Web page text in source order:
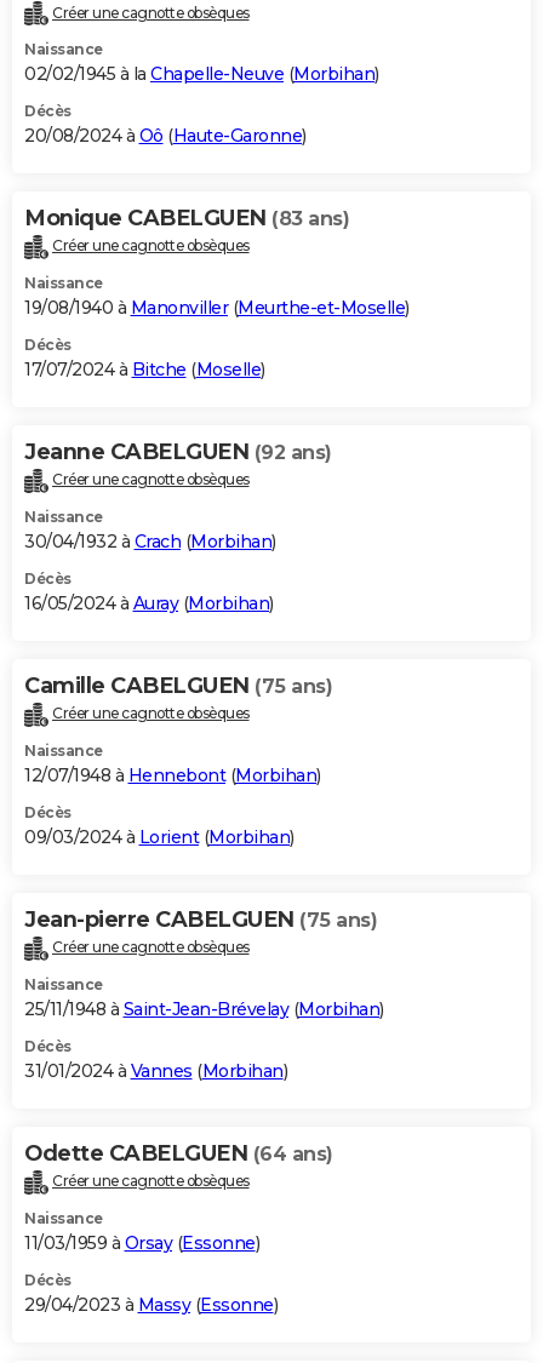
Créer une cagnotte obsèques
Naissance
02/02/1945 à la Chapelle-Neuve (Morbihan)
Décès
20/08/2024 à Oô (Haute-Garonne)
Monique CABELGUEN (83 ans)
Créer une cagnotte obsèques
Naissance
19/08/1940 à Manonviller(Meurthe-et-Moselle)
Décès
17/07/2024 à Bitche (Moselle)
Jeanne CABELGUEN (92 ans)
Créer une cagnotte obsèques
Naissance
30/04/1932 à Crach (Morbihan)
Décès
16/05/2024 à Auray(Morbihan)
Camille CABELGUEN (75 ans)
Créer une cagnotte obsèques
Naissance
12/07/1948 à Hennebont(Morbihan)
Décès
09/03/2024 à Lorient(Morbihan)
Jean-pierre CABELGUEN (75 ans)
Créer une cagnotte obsèques
Naissance
25/11/1948 à Saint-Jean-Brévelay(Morbihan)
Décès
31/01/2024 à Vannes (Morbihan)
Odette CABELGUEN (64 ans)
Créer une cagnotte obsèques
Naissance
11/03/1959 à Orsay(Essonne)
Décès
29/04/2023 à Massy(Essonne)